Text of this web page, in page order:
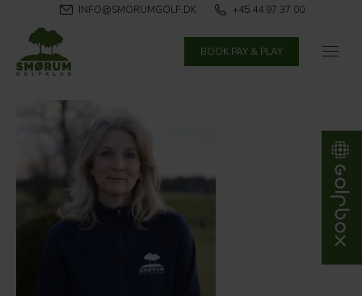
INFO@SMORUMGOLF.DK +45 44 97 37 00
BOOK PAY & PLAY